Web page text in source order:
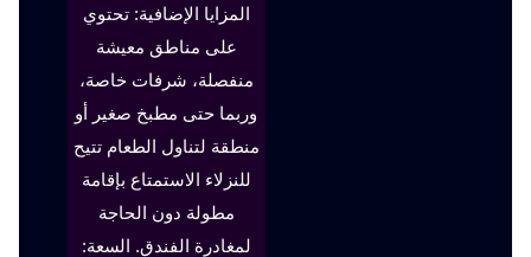
المزايا الإضافية: تحتوي
على مناطق معيشة
منفصلة، شرفات خاصة،
وربما حتى مطبخ صغير أو
منطقة لتناول الطعام تتيح
للنزلاء الاستمتاع بإقامة
مطولة دون الحاجة
لمغادرة الفندق. السعة: